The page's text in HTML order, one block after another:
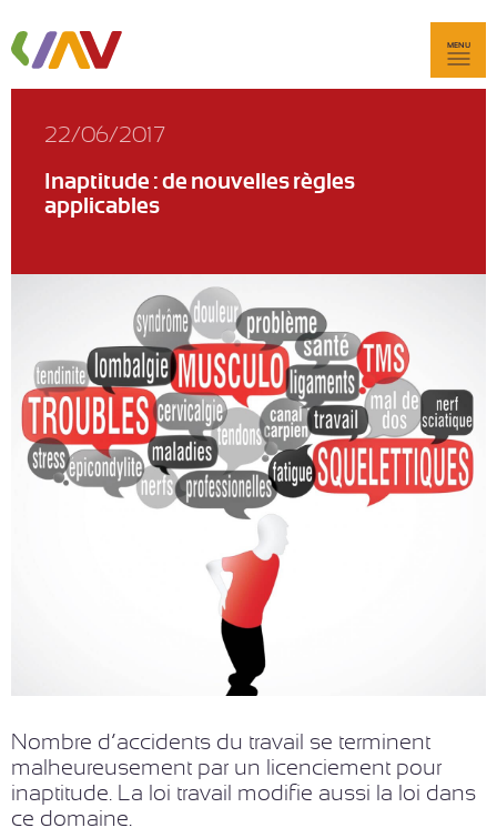
MENU
22/06/2017
Inaptitude : de nouvelles règles
applicables
Nombre d’accidents du travail se terminent
malheureusement par un licenciement pour
inaptitude. La loi travail modifie aussi la loi dans
ce domaine.